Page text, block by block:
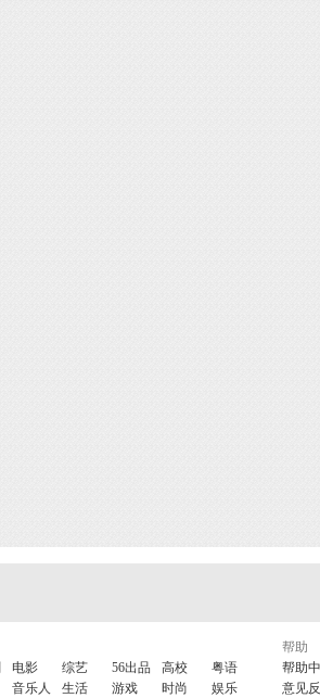
电影 综艺 56出品 高校
粤语
音乐人 生活 游戏 时尚
娱乐
帮助
帮助
意见